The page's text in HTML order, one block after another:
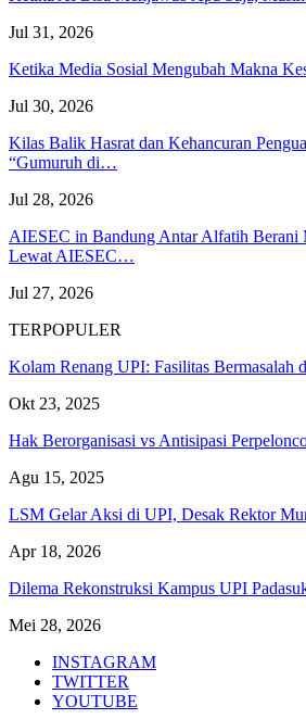
Jul 31, 2026
Ketika Media Sosial Mengubah Makna
Jul 30, 2026
Kilas Balik Hasrat dan Kehancuran
“Gumuruh di…
Jul 28, 2026
AIESEC in Bandung Antar Alfatih Berani
Lewat AIESEC…
Jul 27, 2026
TERPOPULER
Kolam Renang UPI: Fasilitas Bermasalah
Okt 23, 2025
Hak Berorganisasi vs Antisipasi
Agu 15, 2025
LSM Gelar Aksi di UPI, Desak Rektor
Apr 18, 2026
Dilema Rekonstruksi Kampus UPI
Mei 28, 2026
INSTAGRAM
TWITTER
YOUTUBE